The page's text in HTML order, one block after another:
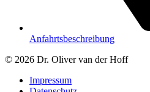
Anfahrtsbeschreibung
© 2026 Dr. Oliver van der Hoff
Impressum